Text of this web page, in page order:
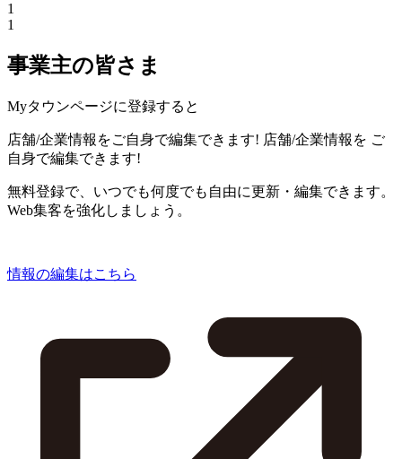
1
1
事業主の皆さま
Myタウンページに登録すると
店舗/企業情報をご自身で編集できます! 店舗/企業情報を ご
自身で編集できます!
無料登録で、いつでも何度でも自由に更新・編集できます。
Web集客を強化しましょう。
情報の編集はこちら